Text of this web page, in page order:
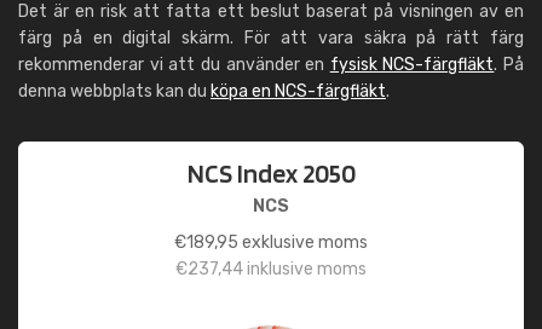
Det är en risk att fatta ett beslut baserat på visningen av en
färg på en digital skärm. För att vara säkra på rätt färg
rekommenderar vi att du använder en fysisk NCS-färgfläkt. På
denna webbplats kan du köpa en NCS-färgfläkt.
NCS Index 2050
NCS
€189,95 exklusive moms
€237,44inklusive moms